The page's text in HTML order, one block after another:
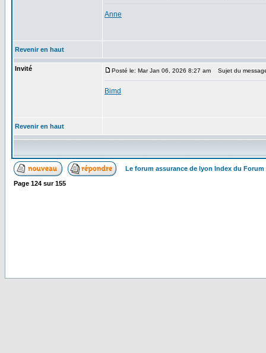
Anne
Revenir en haut
Invité Posté le: Mar Jan 06, 2026 8:27 am Sujet du
Bimd
Revenir en haut
Le forum assurance de lyon Index du Forum
Page 124 sur155